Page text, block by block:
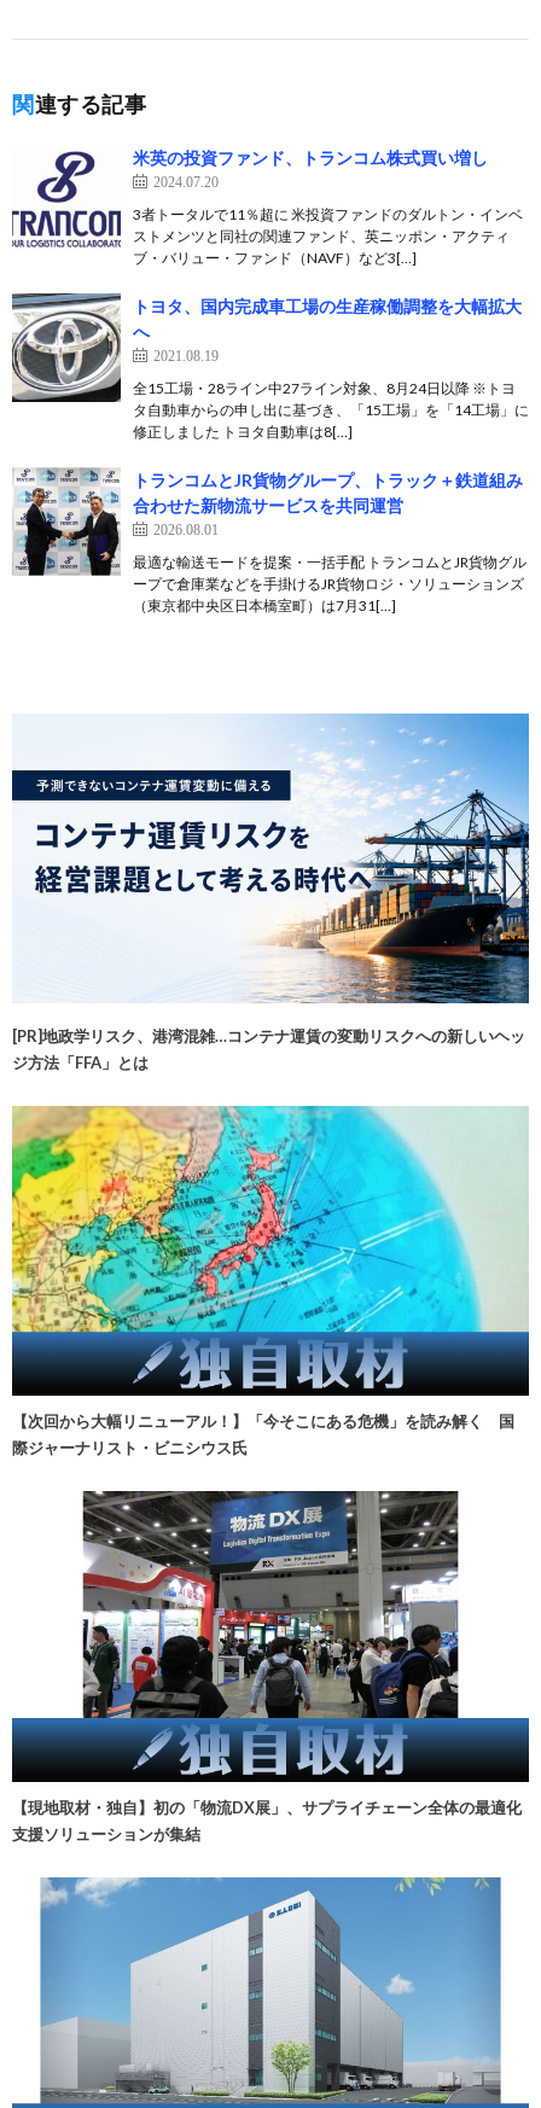
関連する記事
米英の投資ファンド、トランコム株式買い増し
2024.07.20
3者トータルで11％超に 米投資ファンドのダルトン・インベ
ストメンツと同社の関連ファンド、英ニッポン・アクティ
ブ・バリュー・ファンド（NAVF）など3[…]
トヨタ、国内完成車工場の生産稼働調整を大幅拡大
へ
2021.08.19
全15工場・28ライン中27ライン対象、8月24日以降 ※トヨ
タ自動車からの申し出に基づき、「15工場」を「14工場」に
修正しました トヨタ自動車は8[…]
トランコムとJR貨物グループ、トラック＋鉄道組み
合わせた新物流サービスを共同運営
2026.08.01
最適な輸送モードを提案・一括手配 トランコムとJR貨物グル
ープで倉庫業などを手掛けるJR貨物ロジ・ソリューションズ
（東京都中央区日本橋室町）は7月31[…]
[PR]地政学リスク、港湾混雑…コンテナ運賃の変動リスクへの新しいヘッ
ジ方法「FFA」とは
【次回から大幅リニューアル！】「今そこにある危機」を読み解く 国
際ジャーナリスト・ビニシウス氏
【現地取材・独自】初の「物流DX展」、サプライチェーン全体の最適化
支援ソリューションが集結